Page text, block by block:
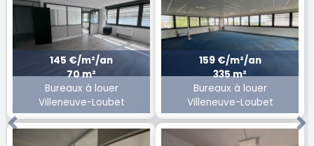
145 €/m²/an
70 m²
Bureaux à louer
Villeneuve-Loubet
159 €/m²/an
335 m²
Bureaux à louer
Villeneuve-Loubet
Previous